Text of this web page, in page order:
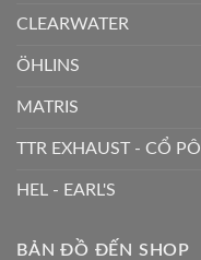
CLEARWATER
ÖHLINS
MATRIS
TTR EXHAUST - CỔ PÔ
HEL - EARL'S
BẢN ĐỒ ĐẾN SHOP